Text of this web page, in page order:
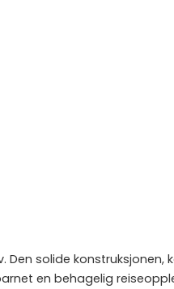
solide
en behagelig